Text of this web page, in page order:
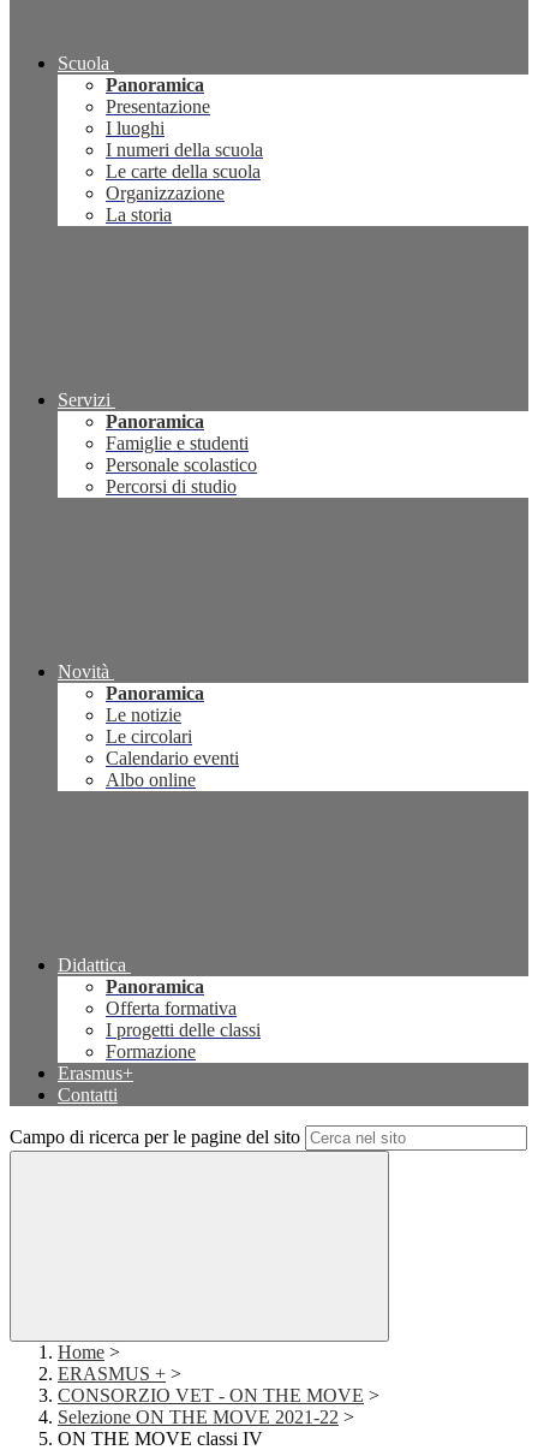
Scuola
Panoramica
Presentazione
I luoghi
I numeri della scuola
Le carte della scuola
Organizzazione
La storia
Servizi
Panoramica
Famiglie e studenti
Personale scolastico
Percorsi di studio
Novità
Panoramica
Le notizie
Le circolari
Calendario eventi
Albo online
Didattica
Panoramica
Offerta formativa
I progetti delle classi
Formazione
Erasmus+
Contatti
Campo di ricerca per le pagine del sito
Home >
ERASMUS + >
CONSORZIO VET - ON THE MOVE >
Selezione ON THE MOVE 2021-22 >
ON THE MOVE classi IV